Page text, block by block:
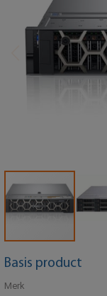
Basis product
Merk